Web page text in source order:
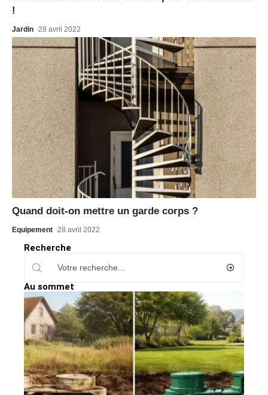
!
Jardin 28 avril 2022
Quand doit-on mettre un garde corps ?
Equipement 28 avril 2022
Recherche
Au sommet